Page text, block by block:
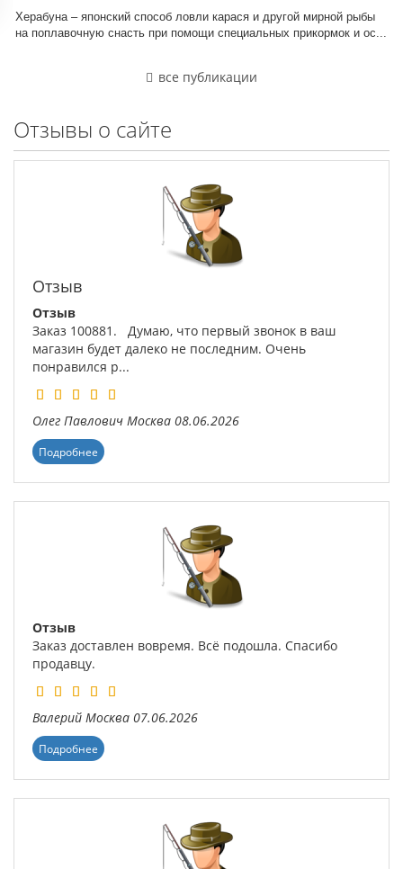
Херабуна – японский способ ловли карася и другой мирной рыбы
на поплавочную снасть при помощи специальных прикормок и ос...
все публикации
Отзывы о сайте
Отзыв
Отзыв
Заказ 100881. Думаю, что первый звонок в ваш
магазин будет далеко не последним. Очень
понравился р...
Олег Павлович Москва 08.06.2026
Подробнее
Отзыв
Заказ доставлен вовремя. Всё подошла. Спасибо
продавцу.
Валерий Москва 07.06.2026
Подробнее